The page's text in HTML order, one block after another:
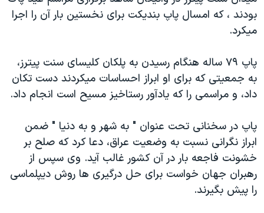
ویدیوها
فرهنگ و زندگی
حقوق شهروندی
اقتصادی
علم و فناوری
اسرائیل در جنگ
گالری عکس
آرشیو پخش زنده
بایگانی برنامه‌های تلویزیونی
مستندها
انتخابات ریاست جمهوری آمریکا ۲۰۲۴
حمله جمهوری اسلامی به اسرائیل
رمز مهسا
ورزش زنان در ایران
اعتراضات زن، زندگی، آزادی
مجموعه مستندهای دادخواهی
تریبونال مردمی آبان ۹۸
یادگیری زبان انگلیسی
دنبال کنید
زبانهای مختلف
بودند ، که امسال پاپ بندیکت برای نخستین بار آن را اجرا
ميکرد.
پاپ ۷۹ ساله هنگام رسیدن به پلکان کلیسای سنت پیترز،
به جمعیتی که برای او ابراز احساسات میکردند دست تکان
داد، و مراسمی را که یادآور رستاخیز مسیح است انجام داد.
پاپ در سخنانی تحت عنوان " به شهر و به دنیا " ضمن
ابراز نگرانی نسبت به وضعیت عراق، دعا کرد که صلح بر
خشونت فاجعه بار در آن کشور غالب آید. وی سپس از
رهبران جهان خواست برای حل درگیری ها روش دیپلماسی
را پیش بگیرند.